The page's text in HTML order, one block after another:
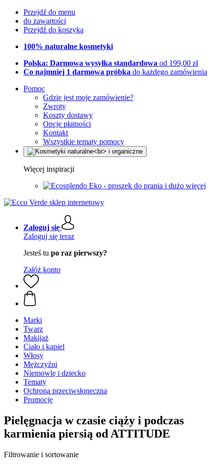
Przejdź do menu
do zawartości
Przejdź do koszyka
100% naturalne kosmetyki
Polska: Darmowa wysyłka standardowa od 199,00 zł
Co najmniej 1 darmowa próbka do każdego zamówienia
Pomoc
Gdzie jest moje zamówienie?
Zwroty
Koszty dostawy
Opcje płatności
Kontakt
Wszystkie tematy pomocy
Więcej inspiracji
Eko - proszek do prania i dużo więcej
Zaloguj się
Zaloguj się teraz
Jesteś tu po raz pierwszy?
Załóż konto
Marki
Twarz
Makijaż
Ciało i kąpiel
Włosy
Mężczyźni
Niemowlę i dziecko
Tematy
Ochrona przeciwsłoneczna
Promocje
Pielęgnacja w czasie ciąży i podczas
karmienia piersią od ATTITUDE
Filtrowanie i sortowanie